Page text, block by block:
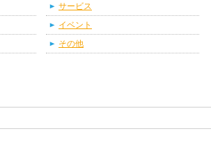
サービス
イベント
その他